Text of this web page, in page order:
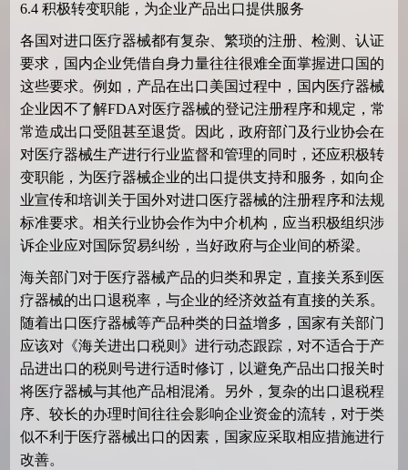
6.4 积极转变职能，为企业产品出口提供服务
各国对进口医疗器械都有复杂、繁琐的注册、检测、认证
要求，国内企业凭借自身力量往往很难全面掌握进口国的
这些要求。例如，产品在出口美国过程中，国内医疗器械
企业因不了解FDA对医疗器械的登记注册程序和规定，常
常造成出口受阻甚至退货。因此，政府部门及行业协会在
对医疗器械生产进行行业监督和管理的同时，还应积极转
变职能，为医疗器械企业的出口提供支持和服务，如向企
业宣传和培训关于国外对进口医疗器械的注册程序和法规
标准要求。相关行业协会作为中介机构，应当积极组织涉
诉企业应对国际贸易纠纷，当好政府与企业间的桥梁。
海关部门对于医疗器械产品的归类和界定，直接关系到医
疗器械的出口退税率，与企业的经济效益有直接的关系。
随着出口医疗器械等产品种类的日益增多，国家有关部门
应该对《海关进出口税则》进行动态跟踪，对不适合于产
品进出口的税则号进行适时修订，以避免产品出口报关时
将医疗器械与其他产品相混淆。另外，复杂的出口退税程
序、较长的办理时间往往会影响企业资金的流转，对于类
似不利于医疗器械出口的因素，国家应采取相应措施进行
改善。